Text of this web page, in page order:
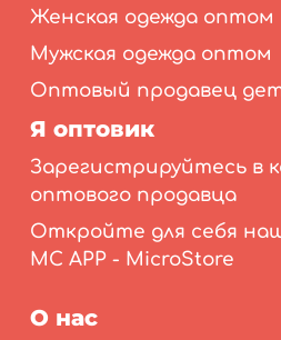
Женская одежда оптом
Мужская одежда оптом
Оптовый продавец
Я оптовик
Зарегистрируйтесь в
оптового продавца
Откройте для себя
MC APP - MicroStore
О нас